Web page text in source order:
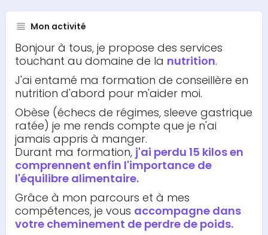
Mon activité
Bonjour à tous, je propose des services
touchant au domaine de la nutrition.
J'ai entamé ma formation de conseillère en
nutrition d'abord pour m'aider moi.
Obèse (échecs de régimes, sleeve gastrique
ratée) je me rends compte que je n'ai
jamais appris à manger.
Durant ma formation, j'ai perdu 15 kilos en
comprennent enfin l'importance de
l'équilibre alimentaire.
Grâce à mon parcours et à mes
compétences, je vous accompagne dans
votre cheminement de perdre de poids.